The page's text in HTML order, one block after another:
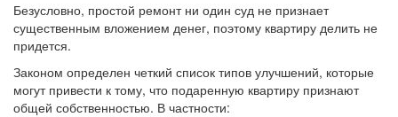
Безусловно, простой ремонт ни один суд не признает
существенным вложением денег, поэтому квартиру делить не
придется.
Законом определен четкий список типов улучшений, которые
могут привести к тому, что подаренную квартиру признают
общей собственностью. В частности: